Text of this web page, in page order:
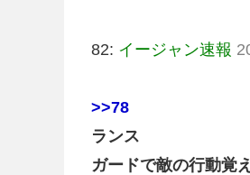
82: イージャン速報
>>78
ランス
ガードで敵の行動覚